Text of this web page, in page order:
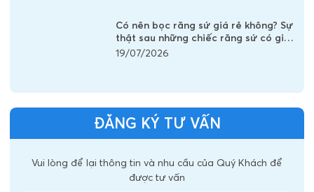
Có nên bọc răng sứ giá rẻ không? Sự
thật sau những chiếc răng sứ có giá
vài trăm nghìn
19/07/2026
ĐĂNG KÝ TƯ VẤN
Vui lòng để lại thông tin và nhu cầu của Quý Khách để
được tư vấn